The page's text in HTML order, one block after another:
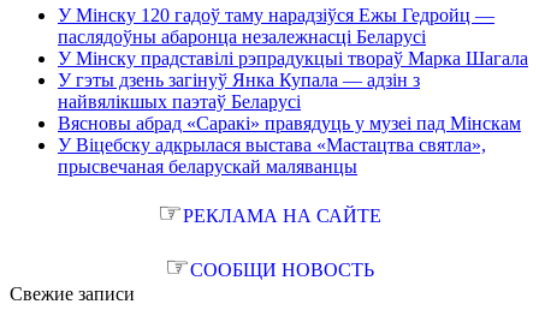
У Мінску 120 гадоў таму нарадзіўся Ежы Гедройц —
паслядоўны абаронца незалежнасці Беларусі
У Мінску прадставілі рэпрадукцыі твораў Марка Шагала
У гэты дзень загінуў Янка Купала — адзін з
найвялікшых паэтаў Беларусі
Вясновы абрад «Саракі» правядуць у музеі пад Мінскам
У Віцебску адкрылася выстава «Мастацтва святла»,
прысвечаная беларускай маляванцы
☞РЕКЛАМА НА САЙТЕ
☞СООБЩИ НОВОСТЬ
Свежие записи